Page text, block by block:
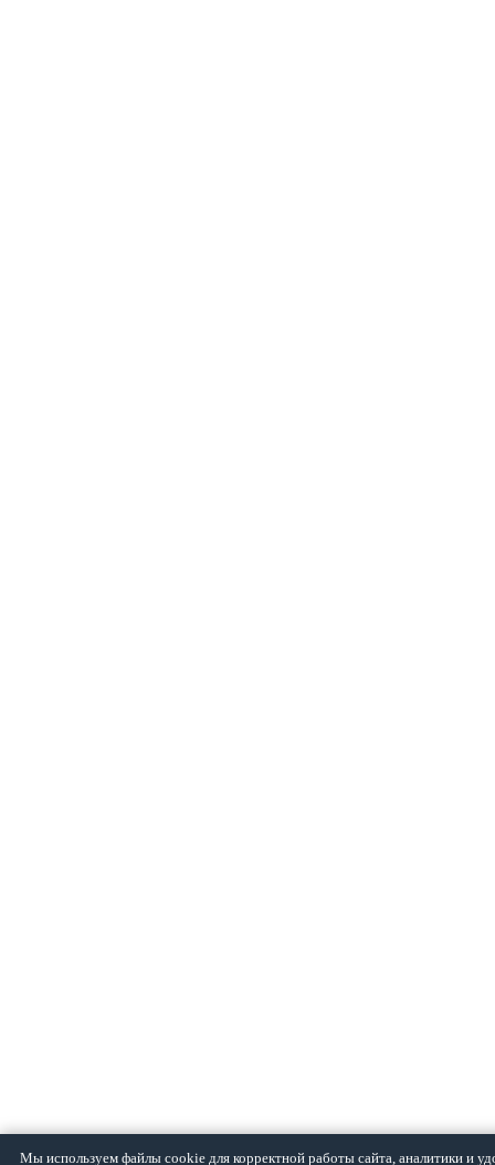
Мы используем файлы cookie для корректной работы сайта, аналитики и